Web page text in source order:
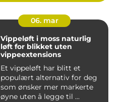
06. mar
Vippeløft i moss naturlig
løft for blikket uten
vippeextensions
Et vippeløft har blitt et
populært alternativ for deg
som ønsker mer markerte
øyne uten å legge til ...